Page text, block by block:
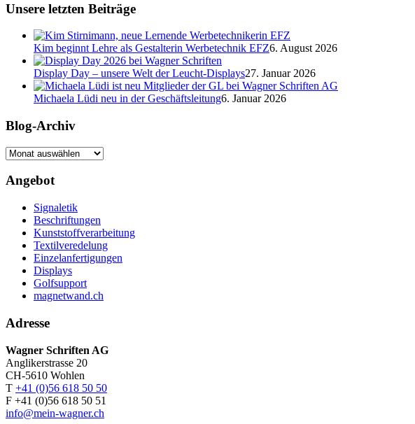
Unsere letzten Beiträge
Kim beginnt Lehre als Gestalterin Werbetechnik EFZ6. August 2026
Display Day – unsere Welt der Leucht-Displays27. Januar 2026
Michaela Lüdi neu in der Geschäftsleitung6. Januar 2026
Blog-Archiv
Blog-
Angebot
Signaletik
Beschriftungen
Kunststoffverarbeitung
Textilveredelung
Einzelanfertigungen
Displays
Golfsupport
magnetwand.ch
Adresse
Wagner Schriften AG
Anglikerstrasse 20
CH-5610 Wohlen
T +41 (0)56 618 50 50
F +41 (0)56 618 50 51
info@mein-wagner.ch